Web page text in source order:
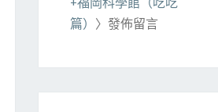
篇） 〉發佈留言